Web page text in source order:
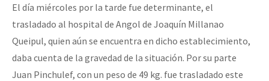
El día miércoles por la tarde fue determinante, el
trasladado al hospital de Angol de Joaquín Millanao
Queipul, quien aún se encuentra en dicho establecimiento,
daba cuenta de la gravedad de la situación. Por su parte
Juan Pinchulef, con un peso de 49 kg. fue trasladado este